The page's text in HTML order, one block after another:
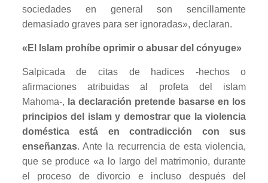
sociedades en general son sencillamente
demasiado graves para ser ignoradas», declaran.
«El Islam prohíbe oprimir o abusar del cónyuge»
Salpicada de citas de hadices -hechos o
afirmaciones atribuidas al profeta del islam
Mahoma-, la declaración pretende basarse en los
principios del islam y demostrar que la violencia
doméstica está en contradicción con sus
enseñanzas. Ante la recurrencia de esta violencia,
que se produce «a lo largo del matrimonio, durante
el proceso de divorcio e incluso después del